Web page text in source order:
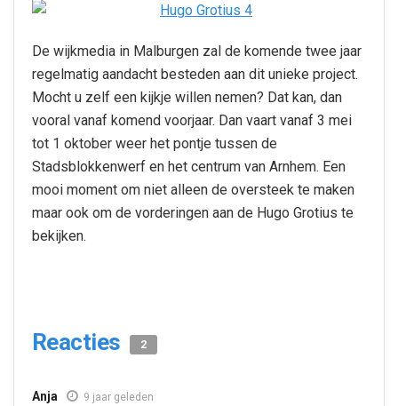
De wijkmedia in Malburgen zal de komende twee jaar
regelmatig aandacht besteden aan dit unieke project.
Mocht u zelf een kijkje willen nemen? Dat kan, dan
vooral vanaf komend voorjaar. Dan vaart vanaf 3 mei
tot 1 oktober weer het pontje tussen de
Stadsblokkenwerf en het centrum van Arnhem. Een
mooi moment om niet alleen de oversteek te maken
maar ook om de vorderingen aan de Hugo Grotius te
bekijken.
Reacties 2
Anja 9 jaar geleden